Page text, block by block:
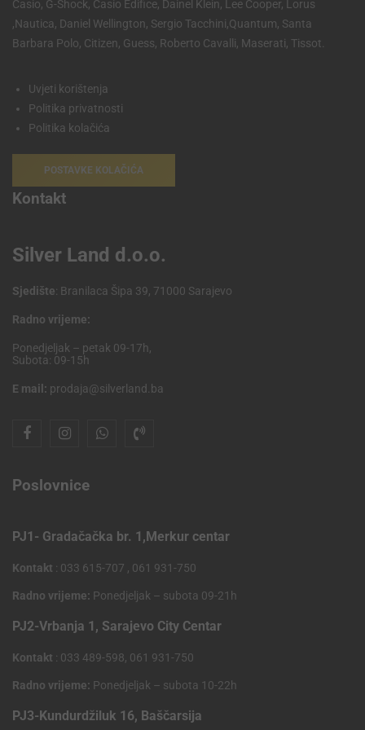
Casio, G-Shock, Casio Edifice, Dainel Klein, Lee Cooper, Lorus
,Nautica, Daniel Wellington, Sergio Tacchini,Quantum, Santa
Barbara Polo, Citizen, Guess, Roberto Cavalli, Maserati, Tissot.
Uvjeti korištenja
Politika privatnosti
Politika kolačića
POSTAVKE KOLAČIĆA
Kontakt
Silver Land d.o.o.
Sjedište: Branilaca Šipa 39, 71000 Sarajevo
Radno vrijeme:
Ponedjeljak – petak 09-17h,
Subota: 09-15h
E mail: prodaja@silverland.ba
Poslovnice
PJ1- Gradačačka br. 1,Merkur centar
Kontakt : 033 615-707 , 061 931-750
Radno vrijeme: Ponedjeljak – subota 09-21h
PJ2-Vrbanja 1, Sarajevo City Centar
Kontakt : 033 489-598, 061 931-750
Radno vrijeme: Ponedjeljak – subota 10-22h
PJ3-Kundurdžiluk 16, Baščarsija